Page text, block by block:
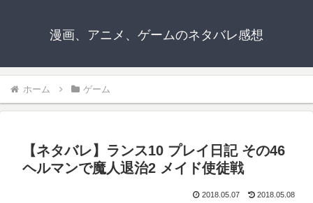
漫画、アニメ、ゲームのネタバレ感想
ホーム ゲーム
【ネタバレ】ランス10 プレイ日記 その46
ヘルマンで魔人退治2 メイド使徒戦
2018.05.07 2018.05.08